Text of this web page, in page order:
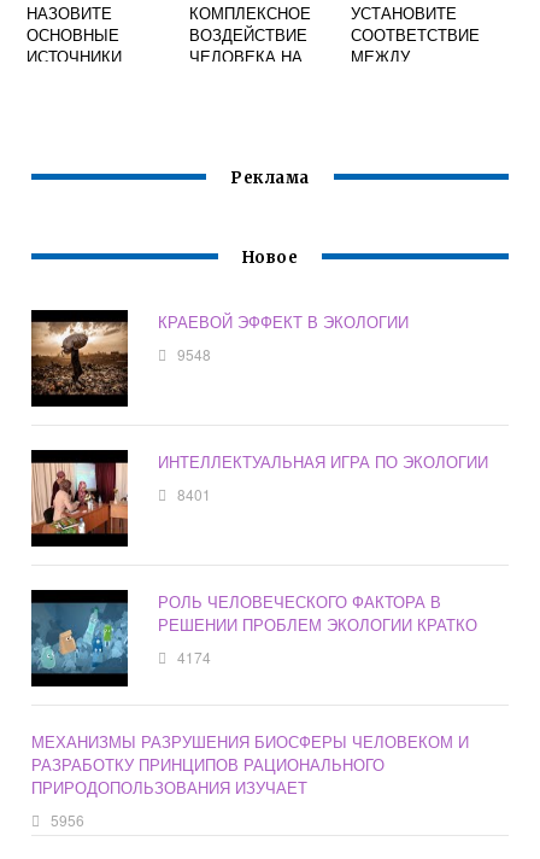
НАЗОВИТЕ
ОСНОВНЫЕ
ИСТОЧНИКИ
ПРИРОДНЫХ ВОД
КОМПЛЕКСНОЕ
ВОЗДЕЙСТВИЕ
ЧЕЛОВЕКА НА
УСТАНОВИТЕ
СООТВЕТСТВИЕ
МЕЖДУ
Реклама
Новое
КРАЕВОЙ ЭФФЕКТ В ЭКОЛОГИИ
9548
ИНТЕЛЛЕКТУАЛЬНАЯ ИГРА ПО ЭКОЛОГИИ
8401
РОЛЬ ЧЕЛОВЕЧЕСКОГО ФАКТОРА В
РЕШЕНИИ ПРОБЛЕМ ЭКОЛОГИИ КРАТКО
4174
МЕХАНИЗМЫ РАЗРУШЕНИЯ БИОСФЕРЫ ЧЕЛОВЕКОМ И
РАЗРАБОТКУ ПРИНЦИПОВ РАЦИОНАЛЬНОГО
ПРИРОДОПОЛЬЗОВАНИЯ ИЗУЧАЕТ
5956